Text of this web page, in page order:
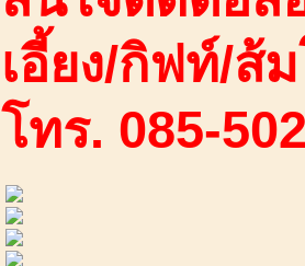
เอี้ยง/กิฟท์/ส้
โทร. 085-